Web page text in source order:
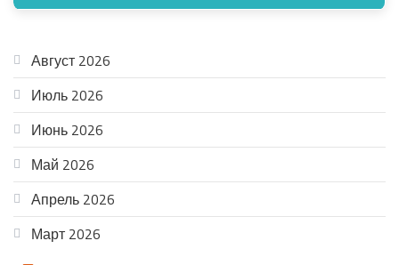
Август 2026
Июль 2026
Июнь 2026
Май 2026
Апрель 2026
Март 2026